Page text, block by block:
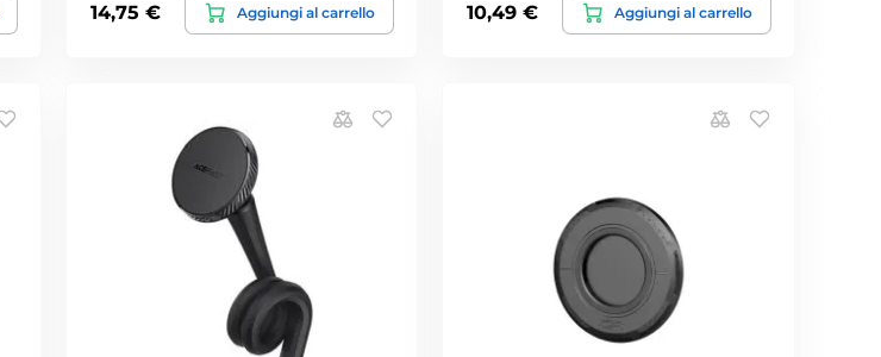
14,75 € Aggiungi al carrello 10,49 € Aggiungi al carrello